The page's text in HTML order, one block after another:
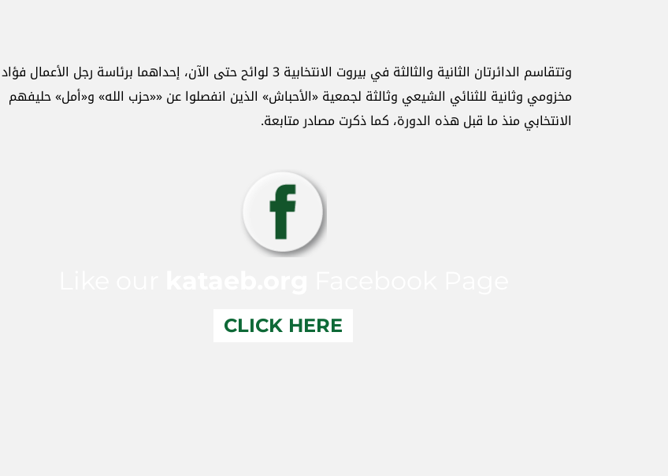
وتتقاسم الدائرتان الثانية والثالثة في بيروت الانتخابية 3 لوائح حتى الآن، إحداهما برئاسة رجل الأعمال فؤاد
مخزومي وثانية للثنائي الشيعي وثالثة لجمعية «الأحباش» الذين انفصلوا عن ««حزب الله» و«أمل» حليفهم
الانتخابي منذ ما قبل هذه الدورة، كما ذكرت مصادر متابعة.
CLICK HERE